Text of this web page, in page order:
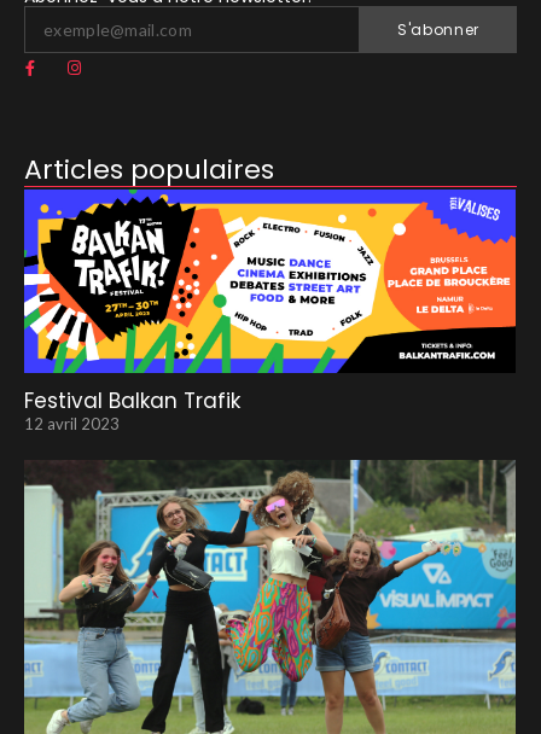
S'abonner
Articles populaires
Festival Balkan Trafik
12 avril 2023